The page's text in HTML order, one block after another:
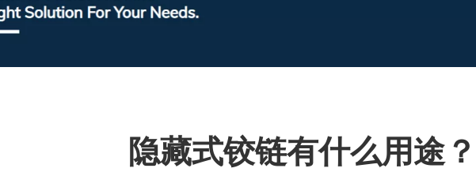
隐藏式铰链有什么用途？